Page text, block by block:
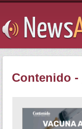
Contenido -